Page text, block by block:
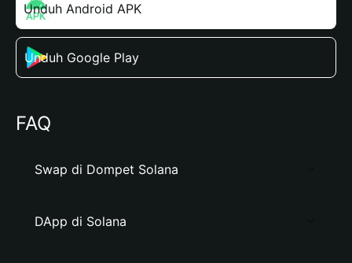
Unduh Android APK
Unduh Google Play
FAQ
Swap di Dompet Solana
DApp di Solana